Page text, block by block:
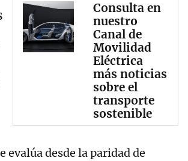
Consulta en
nuestro
Canal de
Movilidad
Eléctrica
más noticias
sobre el
transporte
sostenible
evalúa desde la paridad de